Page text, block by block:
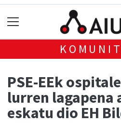
PSE-EEk
lurren lagapena
eskatu dio EH